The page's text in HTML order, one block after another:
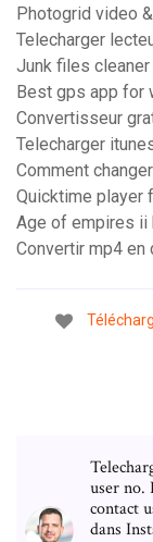
Photogrid video
Telecharger
Junk files
Best gps app for
Convertisseur
Telecharger
Comment
Quicktime player
Age of empires ii
Convertir mp4 en
user no.
contact
dans